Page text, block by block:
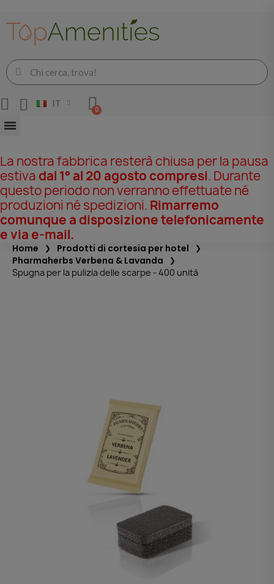
IT
La nostra fabbrica resterà chiusa per la pausa
estiva dal 1° al 20 agosto compresi. Durante
questo periodo non verranno effettuate né
produzioni né spedizioni. Rimarremo
comunque a disposizione telefonicamente
e via e-mail.
Home
Prodotti di cortesia per hotel
Pharmaherbs Verbena & Lavanda
Spugna per la pulizia delle scarpe - 400 unità